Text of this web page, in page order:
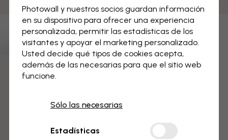
Photowall y nuestros socios guardan información
en su dispositivo para ofrecer una experiencia
personalizada, permitir las estadísticas de los
visitantes y apoyar el marketing personalizado.
Usted decide qué tipos de cookies acepta,
además de las necesarias para que el sitio web
funcione.
Sólo las necesarias
Estadísticas